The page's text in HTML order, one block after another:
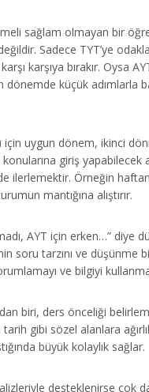
sağlam olmayan bir
Sadece TYT’ye
karşıya bırakır. Oysa
küçük adımlarla
için uygun dönem, ikinci
giriş
ilerlemektir. Örneğin
mantığına alıştırır.
AYT için erken…” diye
soru tarzını ve
ve bilgiyi
biri, ders önceliği
gibi sözel alanlara
büyük kolaylık sağlar.
desteklenirse çok